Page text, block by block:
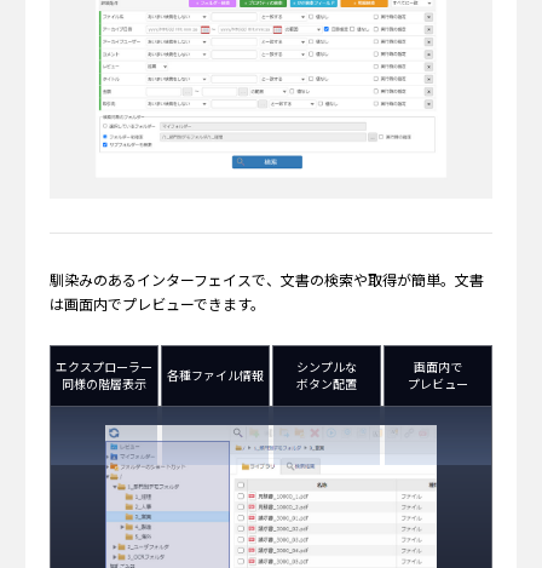
馴染みのあるインターフェイスで、⽂書の検索や取得が簡単。⽂書
は画⾯内でプレビューできます。
エクスプローラー
同様の階層表示 各種ファイル情報
シンプルな
ボタン配置
画面内で
プレビュー